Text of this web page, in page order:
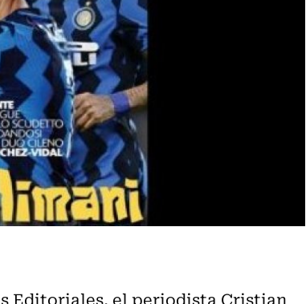
Editoriales, el periodista Cristian